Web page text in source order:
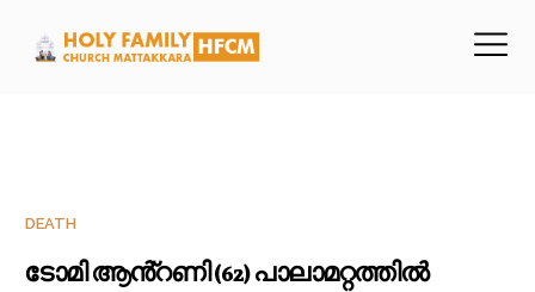
DEATH
ടോമി ആൻ്റണി (62) പാലാമറ്റത്തിൽ